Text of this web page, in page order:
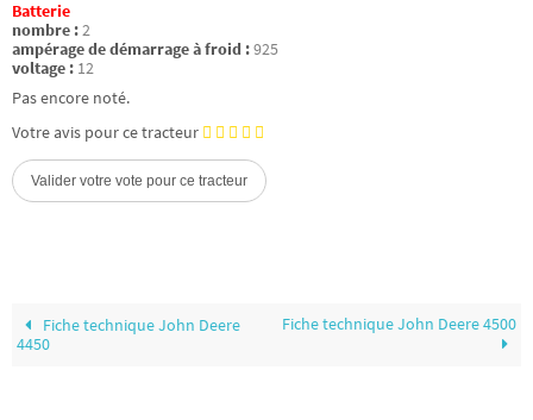
Batterie
nombre :2
ampérage de démarrage à froid :925
voltage : 12
Pas encore noté.
Votre avis pour ce tracteur
Fiche technique John Deere
4450
Fiche technique John Deere 4500